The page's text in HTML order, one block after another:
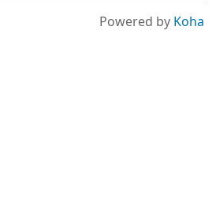
Powered by Koha